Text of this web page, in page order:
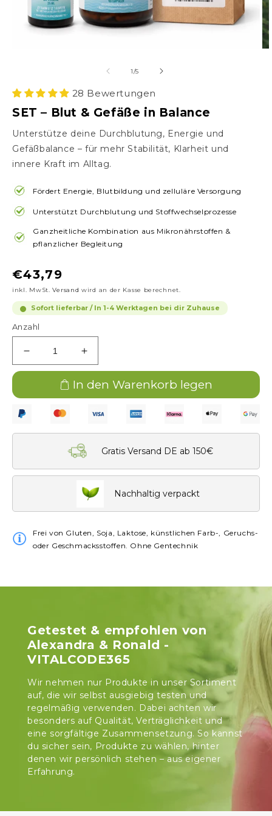
1/von
5
28 Bewertungen
SET – Blut & Gefäße in Balance
Unterstütze deine Durchblutung, Energie und
Gefäßbalance – für mehr Stabilität, Klarheit und
innere Kraft im Alltag.
Fördert Energie, Blutbildung und zelluläre Versorgung
Unterstützt Durchblutung und Stoffwechselprozesse
Ganzheitliche Kombination aus Mikronährstoffen &
pflanzlicher Begleitung
Normaler
Preis
€43,79
inkl. MwSt.Versand wird an der Kasse berechnet.
Sofort lieferbar / In 1-4 Werktagen bei dir Zuhause
Anzahl
Verringere
die
Menge
für
SET
Blut
in
Erhöhe
die
Menge
für
SET
Blut
&amp;
in
Balance
In den Warenkorb legen
Gratis Versand DE ab 150€
Nachhaltig verpackt
Frei von Gluten, Soja, Laktose, künstlichen Farb-, Geruchs-
oder Geschmacksstoffen. Ohne Gentechnik
Getestet & empfohlen von
Alexandra & Ronald -
VITALCODE365
Wir nehmen nur Produkte in unser Sortiment
auf, die wir selbst ausgiebig testen und
regelmäßig verwenden. Dabei achten wir
besonders auf Qualität, Verträglichkeit und
eine sorgfältige Zusammensetzung. So kannst
du sicher sein, Produkte zu wählen, hinter
denen wir persönlich stehen – aus eigener
Erfahrung.